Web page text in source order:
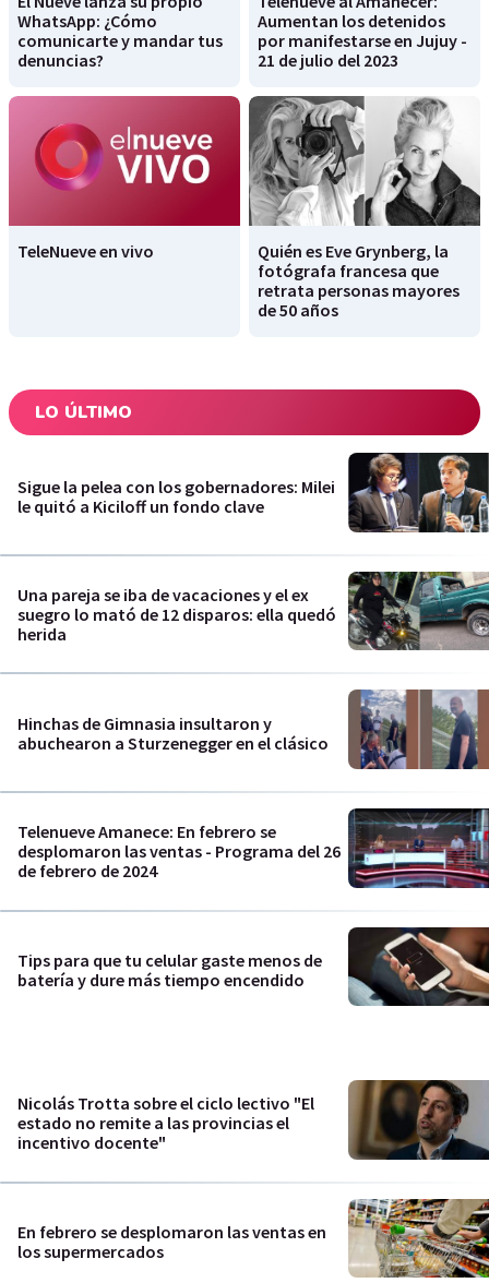
WhatsApp: ¿Cómo
comunicarte y mandar tus
denuncias?
Aumentan los detenidos
por manifestarse en Jujuy -
21 de julio del 2023
TeleNueve en vivo
Quién es Eve Grynberg, la
fotógrafa francesa que
retrata personas mayores
de 50 años
LO ÚLTIMO
Sigue la pelea con los gobernadores: Milei
le quitó a Kiciloff un fondo clave
Una pareja se iba de vacaciones y el ex
suegro lo mató de 12 disparos: ella quedó
herida
Hinchas de Gimnasia insultaron y
abuchearon a Sturzenegger en el clásico
Telenueve Amanece: En febrero se
desplomaron las ventas - Programa del 26
de febrero de 2024
Tips para que tu celular gaste menos de
batería y dure más tiempo encendido
Nicolás Trotta sobre el ciclo lectivo "El
estado no remite a las provincias el
incentivo docente"
En febrero se desplomaron las ventas en
los supermercados